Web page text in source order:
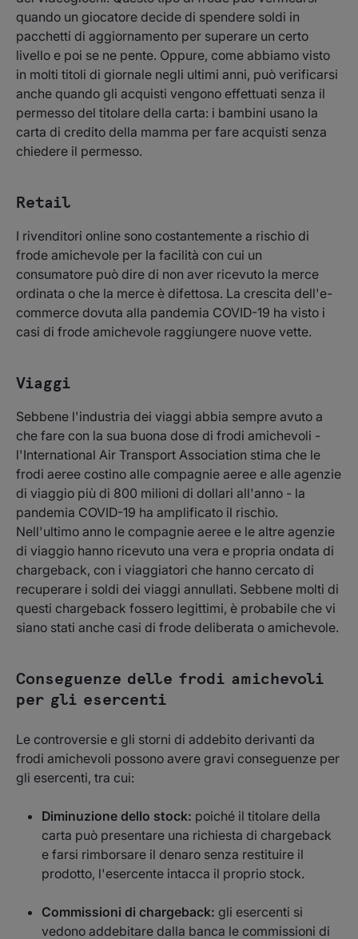
quando un giocatore decide di spendere soldi in
pacchetti di aggiornamento per superare un certo
livello e poi se ne pente. Oppure, come abbiamo visto
in molti titoli di giornale negli ultimi anni, può verificarsi
anche quando gli acquisti vengono effettuati senza il
permesso del titolare della carta: i bambini usano la
carta di credito della mamma per fare acquisti senza
chiedere il permesso.
Retail
I rivenditori online sono costantemente a rischio di
frode amichevole per la facilità con cui un
consumatore può dire di non aver ricevuto la merce
ordinata o che la merce è difettosa. La crescita dell'e-
commerce dovuta alla pandemia COVID-19 ha visto i
casi di frode amichevole raggiungere nuove vette.
Viaggi
Sebbene l'industria dei viaggi abbia sempre avuto a
che fare con la sua buona dose di frodi amichevoli -
l'International Air Transport Association stima che le
frodi aeree costino alle compagnie aeree e alle agenzie
di viaggio più di 800 milioni di dollari all'anno - la
pandemia COVID-19 ha amplificato il rischio.
Nell'ultimo anno le compagnie aeree e le altre agenzie
di viaggio hanno ricevuto una vera e propria ondata di
chargeback, con i viaggiatori che hanno cercato di
recuperare i soldi dei viaggi annullati. Sebbene molti di
questi chargeback fossero legittimi, è probabile che vi
siano stati anche casi di frode deliberata o amichevole.
Conseguenze delle frodi amichevoli
per gli esercenti
Le controversie e gli storni di addebito derivanti da
frodi amichevoli possono avere gravi conseguenze per
gli esercenti, tra cui:
Diminuzione dello stock: poiché il titolare della
carta può presentare una richiesta di chargeback
e farsi rimborsare il denaro senza restituire il
prodotto, l'esercente intacca il proprio stock.
Commissioni di chargeback: gli esercenti si
vedono addebitare dalla banca le commissioni di